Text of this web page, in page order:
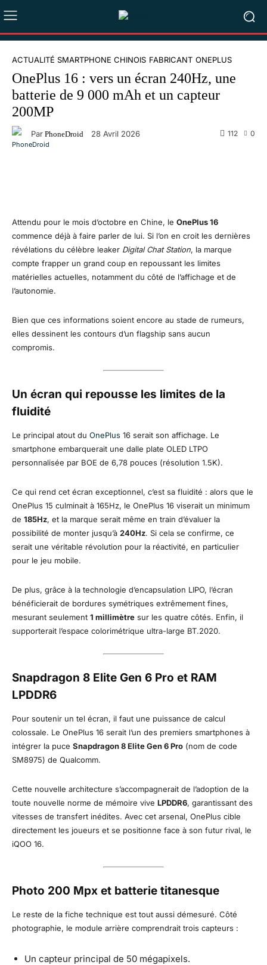
ACTUALITÉ SMARTPHONE CHINOIS FABRICANT ONEPLUS
OnePlus 16 : vers un écran 240Hz, une
batterie de 9 000 mAh et un capteur
200MP
Par PhoneDroid 28 Avril 2026 0
112
Attendu pour le mois d’octobre en Chine, le OnePlus 16
commence déjà à faire parler de lui. Si l’on en croit les dernières
révélations du célèbre leaker Digital Chat Station, la marque
compte frapper un grand coup en repoussant les limites
matérielles actuelles, notamment du côté de l’affichage et de
l’autonomie.
Bien que ces informations soient encore au stade de rumeurs,
elles dessinent les contours d’un flagship sans aucun
compromis.
Un écran qui repousse les limites de la
fluidité
Le principal atout du OnePlus 16 serait son affichage. Le
smartphone embarquerait une dalle plate OLED LTPO
personnalisée par BOE de 6,78 pouces (résolution 1.5K).
Ce qui rend cet écran exceptionnel, c’est sa fluidité : alors que le
OnePlus 15 culminait à 165Hz, le OnePlus 16 viserait un minimum
de 185Hz, et la marque serait même en train d’évaluer la
possibilité de monter jusqu’à 240Hz. Si cela se confirme, ce
serait une véritable révolution pour la réactivité, en particulier
pour le jeu mobile.
De plus, grâce à la technologie d’encapsulation LIPO, l’écran
bénéficierait de bordures symétriques extrêmement fines,
mesurant seulement 1 millimètre sur les quatre côtés. Enfin, il
supporterait l’espace colorimétrique ultra-large BT.2020.
Snapdragon 8 Elite Gen 6 Pro et RAM
LPDDR6
Pour soutenir un tel écran, il faut une puissance de calcul
colossale. Le OnePlus 16 serait l’un des premiers smartphones à
intégrer la puce Snapdragon 8 Elite Gen 6 Pro (nom de code
SM8975) de Qualcomm.
Cette nouvelle architecture s’accompagnerait de l’adoption de la
toute nouvelle norme de mémoire vive LPDDR6, garantissant des
vitesses de transfert inédites. Avec cet arsenal, OnePlus cible
directement les joueurs et se positionne face à son futur rival, le
iQOO 16.
Photo 200 Mpx et batterie titanesque
Le reste de la fiche technique est tout aussi démesuré. Côté
photographie, le module arrière comprendrait trois capteurs :
Un capteur principal de 50 mégapixels.